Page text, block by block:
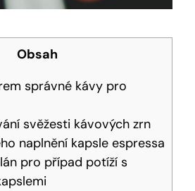
Obsah
správné kávy pro
svěžesti kávových zrn
naplnění kapsle espressa
pro případ potíží s